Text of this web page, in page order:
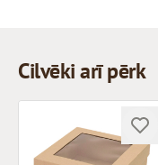
Cilvēki arī pērk